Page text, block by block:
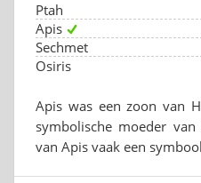
Ptah
Apis
Sechmet
Osiris
Apis was een zoon van
symbolische moeder
van Apis vaak een